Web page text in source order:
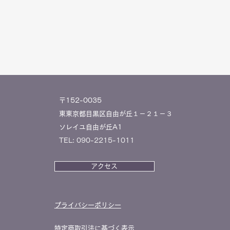
〒152-0035
東東京都目黒区自由が丘１－２１－３
ソレイユ自由が丘A1
TEL: 090-2215-1011
アクセス
プライバシーポリシー
特定商取引法に基づく表示